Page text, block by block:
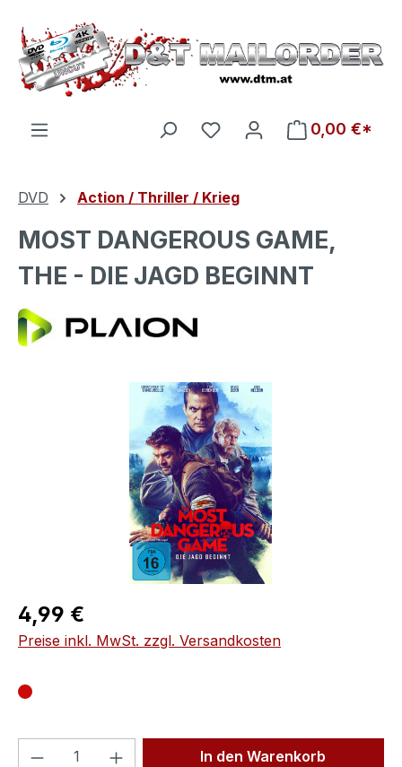
Zum Hauptinhalt springen
Du hast 0 Produkte auf
0,00 €*
DVD Action / Thriller / Krieg
MOST DANGEROUS GAME,
THE - DIE JAGD BEGINNT
Bildergalerie überspringen
Regulärer Preis:
4,99 €
Preise inkl. MwSt. zzgl. Versandkosten
Produkt Anzahl: Gib denIn den Warenkorb